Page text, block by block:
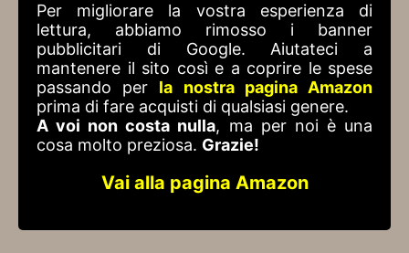
Per migliorare la vostra esperienza di
lettura, abbiamo rimosso i banner
pubblicitari di Google. Aiutateci a
mantenere il sito così e a coprire le spese
passando per la nostra pagina Amazon
prima di fare acquisti di qualsiasi genere.
A voi non costa nulla, ma per noi è una
cosa molto preziosa. Grazie!
Vai alla pagina Amazon